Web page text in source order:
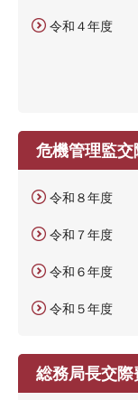
令和４年度
危機管理監交
令和８年度
令和７年度
令和６年度
令和５年度
総務局長交際